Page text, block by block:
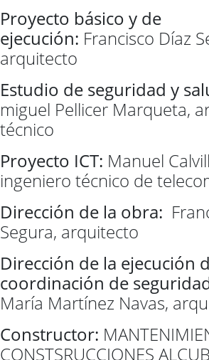
Proyecto básico y de
ejecución: Francisco Díaz
arquitecto
Estudio de seguridad y
miguel Pellicer Marqueta,
técnico
Proyecto ICT: Manuel
ingeniero técnico de
Dirección de la obra:
Segura, arquitecto
Dirección de la ejecución
coordinación de seg
María Martínez Navas,
Constructor:
CONSTSRUCCIONES